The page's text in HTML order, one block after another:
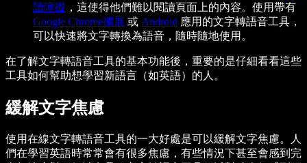
讀障礙 ，這使得他們難以閱讀頁面上的內容。使用帶有
Google Chrome擴展 或 Android 應用的文字轉語音工具，
可以快速將文字轉換為語音，隨時隨地使用。
在了解文字轉語音工具的基本功能後，重要的是仔細看看這些
工具如何幫助想學習新語言（如英語）的人。
緩解文字焦慮
使用在線文字轉語音工具的一大好處是可以緩解文字焦慮。人
們在學習英語時常常會有很多焦慮，有些情況下甚至會感到完